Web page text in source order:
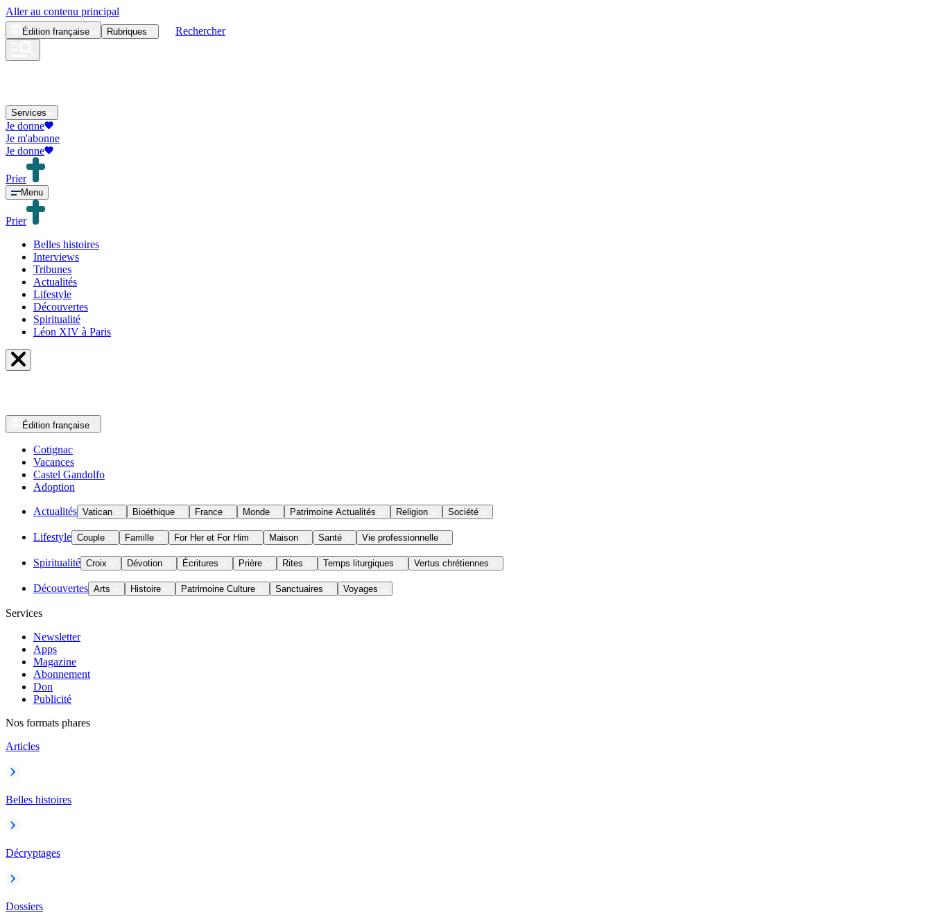
Aller au contenu principal
Édition française Rubriques Rechercher
Services
Je donne
Je m'abonne
Je donne
Prier
Menu
Prier
Belles histoires
Interviews
Tribunes
Actualités
Lifestyle
Découvertes
Spiritualité
Léon XIV à Paris
Édition française
Cotignac
Vacances
Castel Gandolfo
Adoption
Actualités Vatican Bioéthique France Monde Patrimoine Actualités Religion Société
Lifestyle Couple Famille For Her et For Him Maison Santé Vie professionnelle
Spiritualité Croix Dévotion Écritures Prière Rites Temps liturgiques Vertus chrétiennes
Découvertes Arts Histoire Patrimoine Culture Sanctuaires Voyages
Services
Newsletter
Apps
Magazine
Abonnement
Don
Publicité
Nos formats phares
Articles
Belles histoires
Décryptages
Dossiers